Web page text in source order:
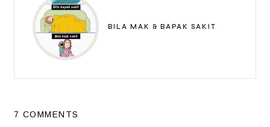
BILA MAK & BAPAK SAKIT
7 COMMENTS